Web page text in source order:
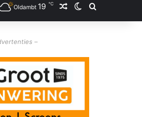
Oldambt 19 ℃ Willekeurig artikel
Switch skin
Zoeken
–